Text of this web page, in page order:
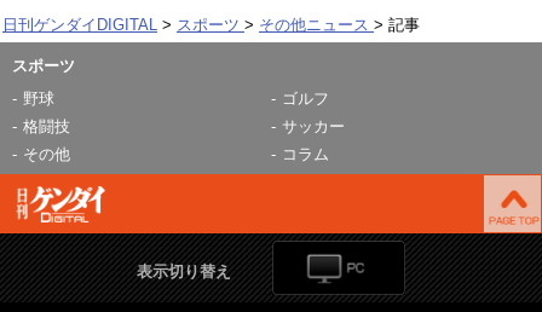
日刊ゲンダイDIGITAL スポーツ その他ニュース 記事
スポーツ
野球
ゴルフ
格闘技
サッカー
その他
コラム
表示切り替え